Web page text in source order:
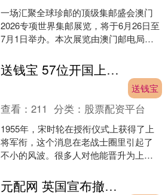
一场汇聚全球珍邮的顶级集邮盛会澳门
2026专项世界集邮展览，将于6月26日至
7月1日举办。本次展览由澳门邮电局、
会（FIP）赞....
送钱宝 57位开国上将中，为何宋时轮争议最大，甚至被认为“过大于功”？
送钱宝
查看：211 分类： 股票配资平台
1955年，宋时轮在授衔仪式上获得了上
将军衔，这个消息在老战士圈里引起了
不小的风波。很多人对他能晋升为上将
一些战役，结果却损失.... 元配网 英国宣布撤销一俄罗斯外交官的身份认证